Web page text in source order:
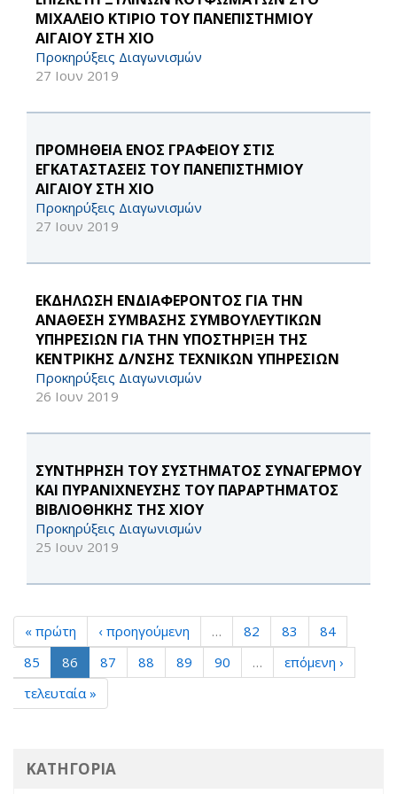
ΜΙΧΑΛΕΙΟ ΚΤΙΡΙΟ ΤΟΥ ΠΑΝΕΠΙΣΤΗΜΙΟΥ
ΑΙΓΑΙΟΥ ΣΤΗ ΧΙΟ
Προκηρύξεις Διαγωνισμών
27 Ιουν 2019
ΠΡΟΜΗΘΕΙΑ ΕΝΟΣ ΓΡΑΦΕΙΟΥ ΣΤΙΣ
ΕΓΚΑΤΑΣΤΑΣΕΙΣ ΤΟΥ ΠΑΝΕΠΙΣΤΗΜΙΟΥ
ΑΙΓΑΙΟΥ ΣΤΗ ΧΙΟ
Προκηρύξεις Διαγωνισμών
27 Ιουν 2019
ΕΚΔΗΛΩΣΗ ΕΝΔΙΑΦΕΡΟΝΤΟΣ ΓΙΑ ΤΗΝ
ΑΝΑΘΕΣΗ ΣΥΜΒΑΣΗΣ ΣΥΜΒΟΥΛΕΥΤΙΚΩΝ
ΥΠΗΡΕΣΙΩΝ ΓΙΑ ΤΗΝ ΥΠΟΣΤΗΡΙΞΗ ΤΗΣ
ΚΕΝΤΡΙΚΗΣ Δ/ΝΣΗΣ ΤΕΧΝΙΚΩΝ ΥΠΗΡΕΣΙΩΝ
Προκηρύξεις Διαγωνισμών
26 Ιουν 2019
ΣΥΝΤΗΡΗΣΗ ΤΟΥ ΣΥΣΤΗΜΑΤΟΣ ΣΥΝΑΓΕΡΜΟΥ
ΚΑΙ ΠΥΡΑΝΙΧΝΕΥΣΗΣ ΤΟΥ ΠΑΡΑΡΤΗΜΑΤΟΣ
ΒΙΒΛΙΟΘΗΚΗΣ ΤΗΣ ΧΙΟΥ
Προκηρύξεις Διαγωνισμών
25 Ιουν 2019
« πρώτη ‹ προηγούμενη … 82 83
84
85
86 87 88 89 90 …
επόμενη ›
τελευταία »
ΚΑΤΗΓΟΡΙΑ